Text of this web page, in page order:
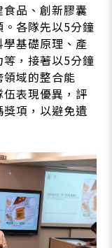
品、創新膠囊
各隊先以5分鐘
基礎原理、產
，接著以5分鐘
域的整合能
表現優異，評
項，以避免遺